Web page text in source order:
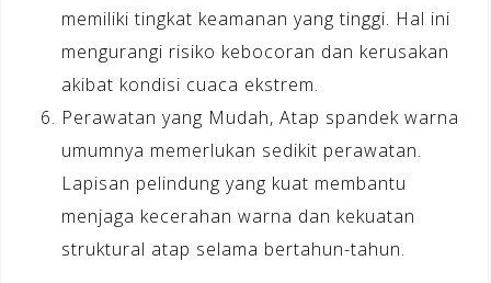
memiliki tingkat keamanan yang tinggi. Hal ini
mengurangi risiko kebocoran dan kerusakan
akibat kondisi cuaca ekstrem.
Perawatan yang Mudah, Atap spandek warna
umumnya memerlukan sedikit perawatan.
Lapisan pelindung yang kuat membantu
menjaga kecerahan warna dan kekuatan
struktural atap selama bertahun-tahun.